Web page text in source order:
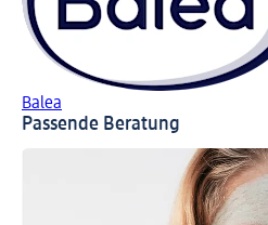
Balea
Passende Beratung